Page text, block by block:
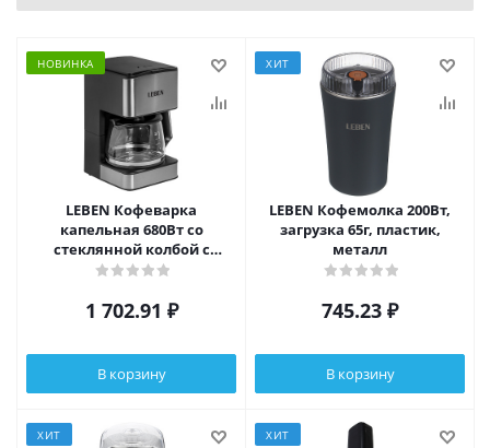
НОВИНКА
LEBEN Кофеварка
капельная 680Вт со
стеклянной колбой с
функцией автоотключения
1 702.91 ₽
В корзину
ХИТ
LEBEN Кофемолка 200Вт,
загрузка 65г, пластик,
металл
745.23 ₽
В корзину
ХИТ ХИТ